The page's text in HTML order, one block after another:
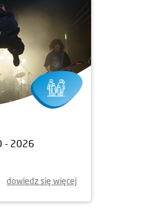
- 2026
dowiedz się więcej